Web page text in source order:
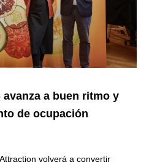
a buen ritmo y
de ocupación
volverá a convertir